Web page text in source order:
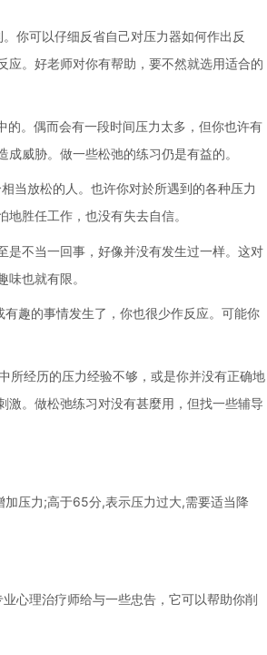
你可以仔细反省自己对压力器如何作出反
应。好老师对你有帮助，要不然就选用适合的
。偶而会有一段时间压力太多，但你也许有
威胁。做一些松弛的练习仍是有益的。
当放松的人。也许你对於所遇到的各种压力
胜任工作，也没有失去自信。
不当一回事，好像并没有发生过一样。这对
也就有限。
趣的事情发生了，你也很少作反应。可能你
所经历的压力经验不够，或是你并没有正确地
激。做松弛练习对没有甚麼用，但找一些辅导
压力;高于65分,表示压力过大,需要适当降
业心理治疗师给与一些忠告，它可以帮助你削